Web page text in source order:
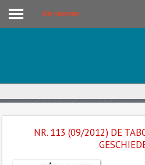
Alle nummers
NR. 113 (09/2012) DE